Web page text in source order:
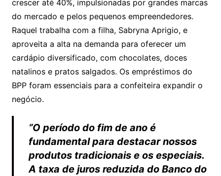
crescer até 40%, impulsionadas por grandes marcas
do mercado e pelos pequenos empreendedores.
Raquel trabalha com a filha, Sabryna Aprigio, e
aproveita a alta na demanda para oferecer um
cardápio diversificado, com chocolates, doces
natalinos e pratos salgados. Os empréstimos do
BPP foram essenciais para a confeiteira expandir o
negócio.
“O período do fim de ano é
fundamental para destacar nossos
produtos tradicionais e os especiais.
A taxa de juros reduzida do Banco do